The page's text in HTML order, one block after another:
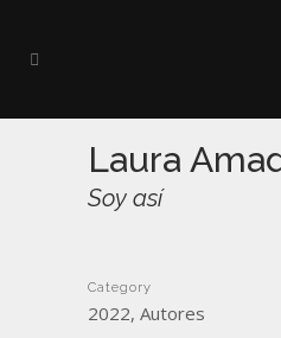
Laura
Soy así
Category
2022, Autores